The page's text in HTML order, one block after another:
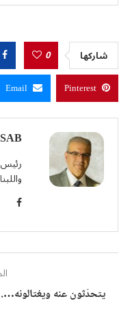
شاركها 0
Pinterest
Email
رئيس
يتحدّثون عنه ويغتالونه….